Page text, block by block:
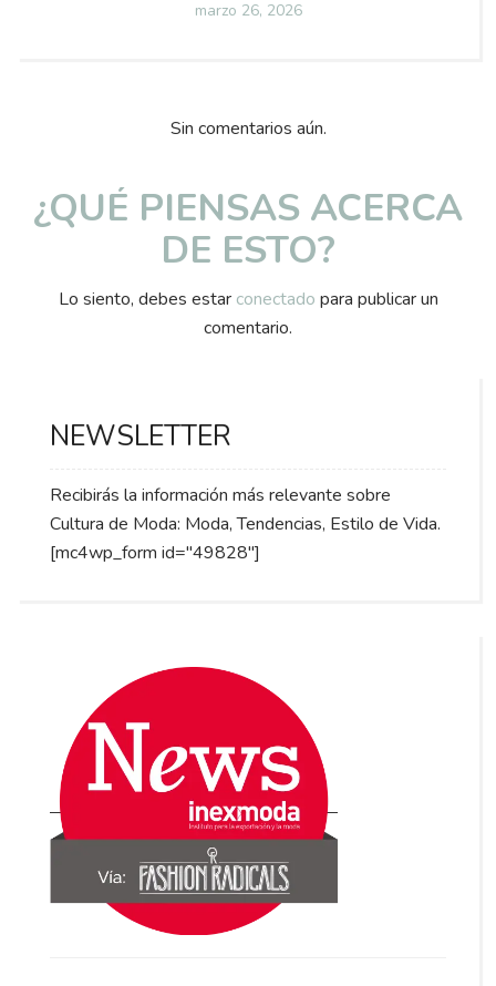
Posted
marzo 26, 2026
Sin comentarios aún.
¿QUÉ PIENSAS ACERCA
DE ESTO?
Lo siento, debes estar conectado para publicar un
comentario.
NEWSLETTER
Recibirás la información más relevante sobre
Cultura de Moda: Moda, Tendencias, Estilo de Vida.
[mc4wp_form id="49828"]